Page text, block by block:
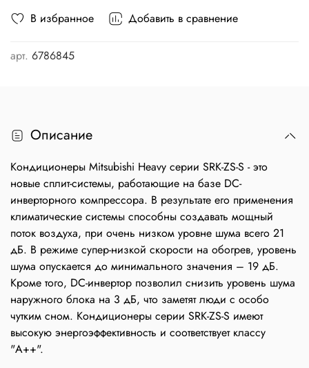
В избранное Добавить в сравнение
арт. 6786845
Описание
Кондиционеры Mitsubishi Heavy серии SRK-ZS-S - это
новые сплит-системы, работающие на базе DC-
инверторного компрессора. В результате его применения
климатические системы способны создавать мощный
поток воздуха, при очень низком уровне шума всего 21
дБ. В режиме супер-низкой скорости на обогрев, уровень
шума опускается до минимального значения – 19 дБ.
Кроме того, DC-инвертор позволил снизить уровень шума
наружного блока на 3 дБ, что заметят люди с особо
чутким сном. Кондиционеры серии SRK-ZS-S имеют
высокую энергоэффективность и соответствует классу
"А++".